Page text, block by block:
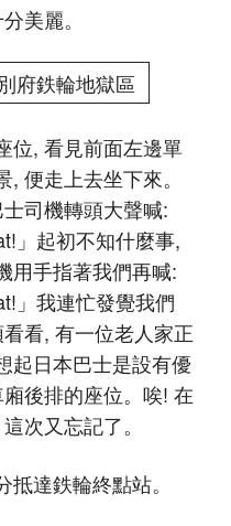
美麗。
位, 看見前面左邊單
便走上去坐下來。
司機轉頭大聲喊:
」起初不知什麼事,
用手指著我們再喊:
」我連忙發覺我們
看, 有一位老人家正
起日本巴士是設有優
後排的座位。唉! 在
次又忘記了。
達鉄輪終點站。